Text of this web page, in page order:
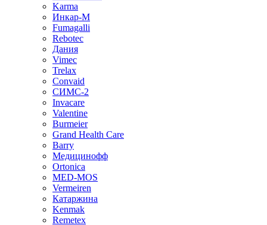
Karma
Инкар-М
Fumagalli
Rebotec
Дания
Vimec
Trelax
Convaid
СИМС-2
Invacare
Valentine
Burmeier
Grand Health Care
Barry
Медицинофф
Ortonica
MED-MOS
Vermeiren
Катаржина
Kenmak
Remetex